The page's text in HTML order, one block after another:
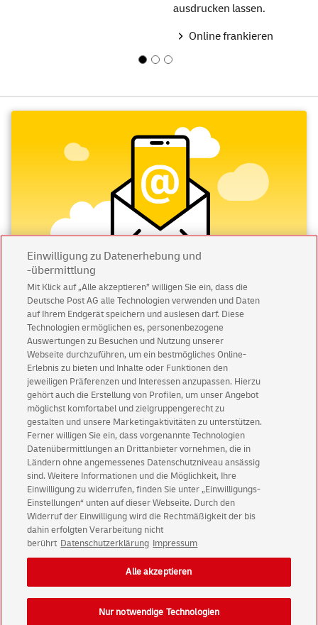
ausdrucken lassen.
Online frankieren
Abonnieren Sie unseren Newsletter
Immer informiert über exklusive Angebote und
Aktionen - jetzt mit Vorteil
Privatkundensichern sich einen5 € Gutschein
für POSTSCAN!
Geschäftskundenerhalten einen5 € Gutschein
für Briefmarke individuell!
Zur Newsletter-Anmeldung
© Sat Aug 08 11:49:16 CEST 2026 Deutsche Post AG
Impressum
Datenschutz
Einwilligungs-Einstellungen
Rechtliche Hinweise
Barrierefreiheit
Einwilligung zu Datenerhebung und
-übermittlung
Mit Klick auf „Alle akzeptieren” willigen Sie ein, dass die
Deutsche Post AG alle Technologien verwenden und Daten
auf Ihrem Endgerät speichern und auslesen darf. Diese
Technologien ermöglichen es, personenbezogene
Auswertungen zu Besuchen und Nutzung unserer
Webseite durchzuführen, um ein bestmögliches Online-
Erlebnis zu bieten und Inhalte oder Funktionen den
jeweiligen Präferenzen und Interessen anzupassen. Hierzu
gehört auch die Erstellung von Profilen, um unser Angebot
möglichst komfortabel und zielgruppengerecht zu
gestalten und unsere Marketingaktivitäten zu unterstützen.
Ferner willigen Sie ein, dass vorgenannte Technologien
Datenübermittlungen an Drittanbieter vornehmen, die in
Ländern ohne angemessenes Datenschutzniveau ansässig
sind. Weitere Informationen und die Möglichkeit, Ihre
Einwilligung zu widerrufen, finden Sie unter „Einwilligungs-
Einstellungen“ unten auf dieser Webseite. Durch den
Widerruf der Einwilligung wird die Rechtmäßigkeit der bis
dahin erfolgten Verarbeitung nicht
berührt Datenschutzerklärung Impressum
Nur notwendige Technologien
Alle akzeptieren